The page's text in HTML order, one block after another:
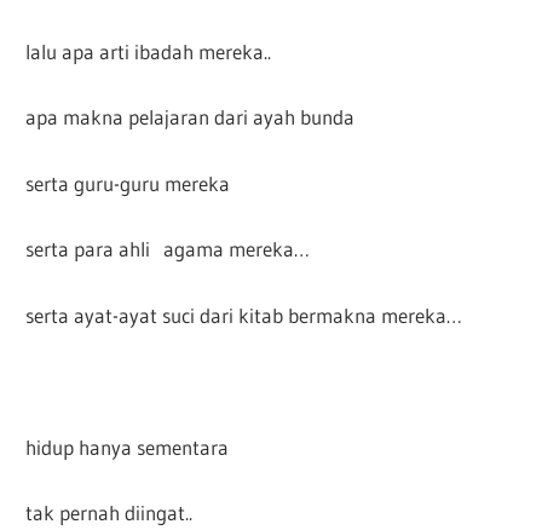
lalu apa arti ibadah mereka..
apa makna pelajaran dari ayah bunda
serta guru-guru mereka
serta para ahli agama mereka…
serta ayat-ayat suci dari kitab bermakna mereka…
hidup hanya sementara
tak pernah diingat..